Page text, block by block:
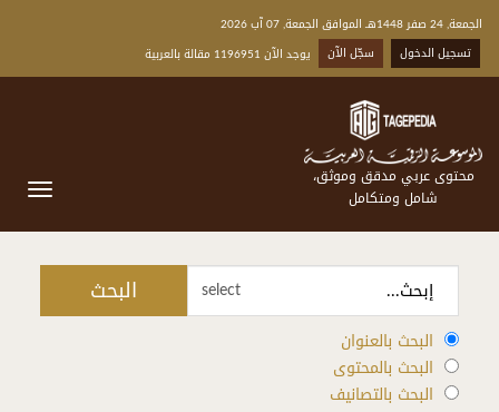
الجمعة, 24 صفر 1448هـ الموافق الجمعة, 07 آب 2026
تسجيل الدخول
سجّل الآن يوجد الآن 1196951 مقالة بالعربية
محتوى عربي مدقق وموثق،
شامل ومتكامل
select البحث
البحث بالعنوان
البحث بالمحتوى
البحث بالتصانيف